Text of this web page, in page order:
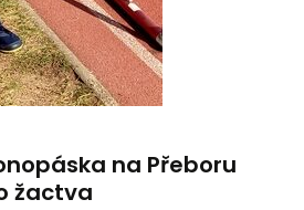
na Přeboru
žactva